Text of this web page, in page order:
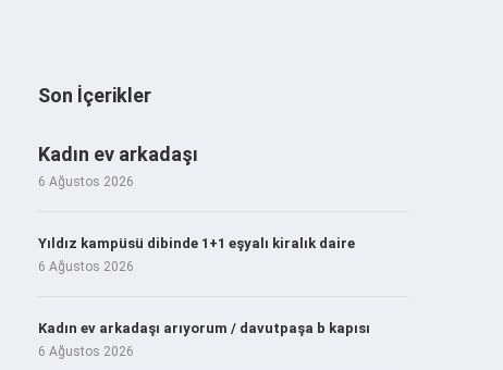
Son İçerikler
Kadın ev arkadaşı
6 Ağustos 2026
Yıldız kampüsü dibinde 1+1 eşyalı kiralık daire
6 Ağustos 2026
Kadın ev arkadaşı arıyorum / davutpaşa b kapısı
6 Ağustos 2026